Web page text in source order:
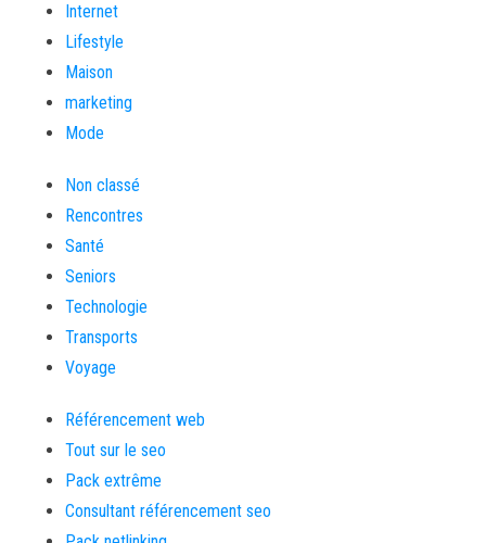
Internet
Lifestyle
Maison
marketing
Mode
Non classé
Rencontres
Santé
Seniors
Technologie
Transports
Voyage
Référencement web
Tout sur le seo
Pack extrême
Consultant référencement seo